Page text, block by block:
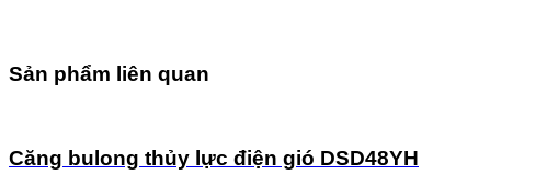
Sản phẩm liên quan
Căng bulong thủy lực điện gió DSD48YH